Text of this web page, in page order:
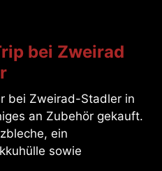
bei Zweirad
bei Zweirad-Stadler in
an Zubehör gekauft.
ein
sowie